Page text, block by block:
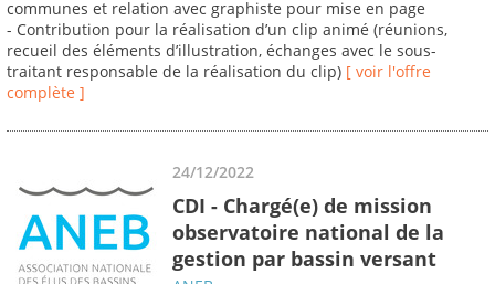
communes et relation avec graphiste pour mise en page
- Contribution pour la réalisation d’un clip animé (réunions,
recueil des éléments d’illustration, échanges avec le sous-
traitant responsable de la réalisation du clip) [ voir l'offre
complète ]
24/12/2022
CDI - Chargé(e) de mission
observatoire national de la
gestion par bassin versant